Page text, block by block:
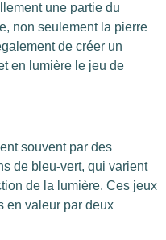
une partie du
non seulement la pierre
de créer un
en lumière le jeu de
souvent par des
de bleu-vert, qui varient
de la lumière. Ces jeux
en valeur par deux